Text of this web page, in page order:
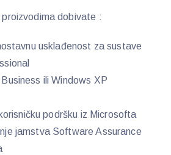
dobivate :
usklađenost za sustave
ili Windows XP
podršku iz Microsofta
jamstva Software Assurance